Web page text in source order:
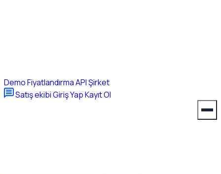
DemoFiyatlandırmaAPIŞirket
Satış ekibiGiriş YapKayıt Ol